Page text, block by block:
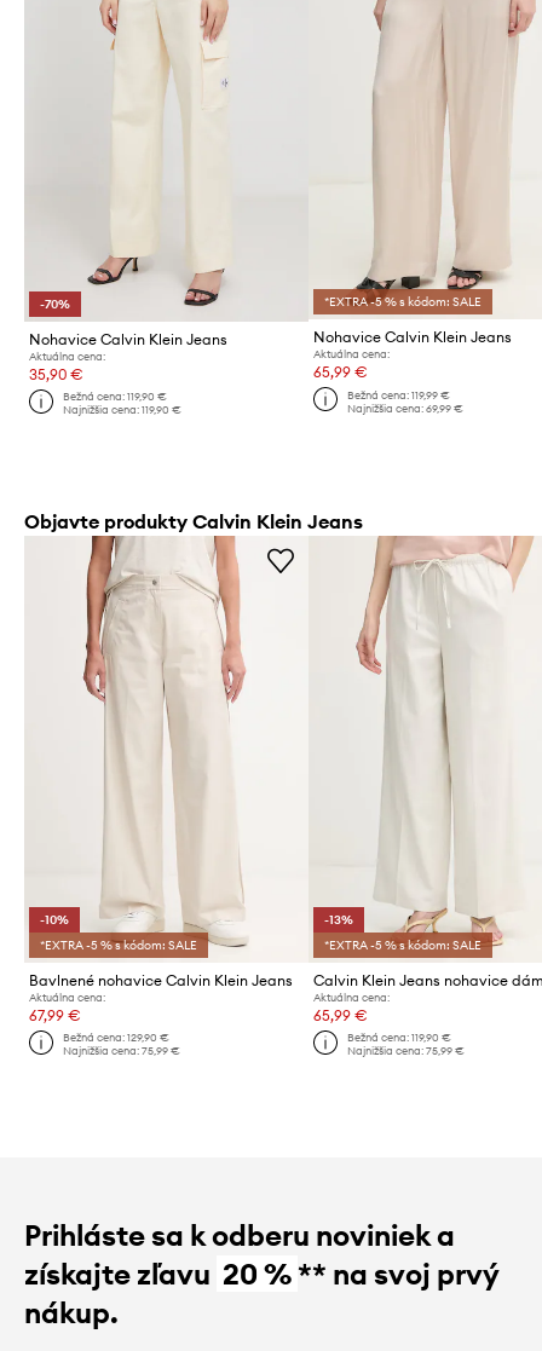
-70%
Nohavice Calvin Klein Jeans
Aktuálna cena:
35,90 €
Bežná cena:119,90 €
Najnižšia cena:119,90 €
*EXTRA -5 % s kódom: SALE
Nohavice Calvin Klein Jeans
Aktuálna cena:
65,99 €
Bežná cena: 119,99 €
Najnižšia cena: 69,99 €
Objavte produkty Calvin Klein Jeans
-10%
*EXTRA -5 % s kódom: SALE
Bavlnené nohavice Calvin Klein Jeans
Aktuálna cena:
67,99 €
Bežná cena:129,90 €
Najnižšia cena:75,99 €
-13%
*EXTRA -5 % s kódom: SALE
Aktuálna cena:
65,99 €
Bežná cena: 119,90 €
Najnižšia cena: 75,99 €
Prihláste sa k odberu noviniek a
získajte zľavu 20 %** na svoj prvý
nákup.